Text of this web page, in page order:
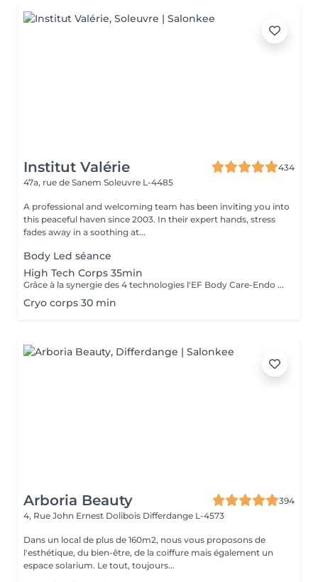
Institut Valérie
434
47a, rue de Sanem Soleuvre L-4485
A professional and welcoming team has been inviting you into
this peaceful haven since 2003. In their expert hands, stress
fades away in a soothing at...
Body Led séance
High Tech Corps 35min
Grâce à la synergie des 4 technologies l'EF Body Care-Endo Body Shaper, le soin High Tech exclusif s'adresse en une seule séance aux 4 zones à problèmes du corps, cuisses, fesses, hanches et ventre. La silhouette est redessinée la cellulite est estompée, la peau est plus ferme et plus tonique ( recommandé en cure de 14+2)
Cryo corps 30 min
Arboria Beauty
394
4, Rue John Ernest Dolibois Differdange L-4573
Dans un local de plus de 160m2, nous vous proposons de
l'esthétique, du bien-être, de la coiffure mais également un
espace solarium. Le tout, toujours...